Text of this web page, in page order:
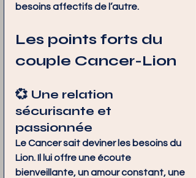
besoins affectifs de l’autre.
Les points forts du
couple Cancer-Lion
💞 Une relation
sécurisante et
passionnée
Le Cancer sait deviner les besoins du
Lion. Il lui offre une écoute
bienveillante, un amour constant, une